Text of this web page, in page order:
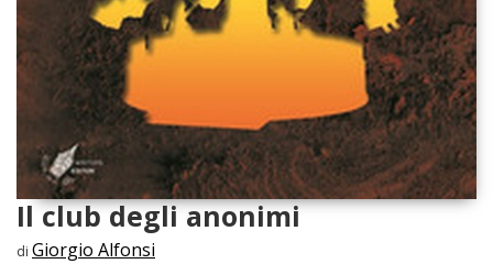
Il club degli anonimi
di Giorgio Alfonsi